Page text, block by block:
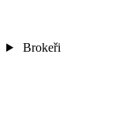
Brokeři